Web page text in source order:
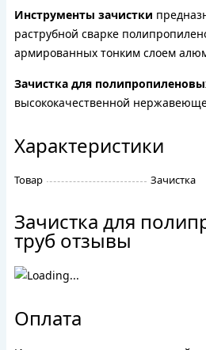
Инструменты зачистки
раструбной сварке
армированных тонким слоем
Зачистка для
высококачественной
Характеристики
Товар Зачистка
Зачистка для
труб отзывы
Оплата